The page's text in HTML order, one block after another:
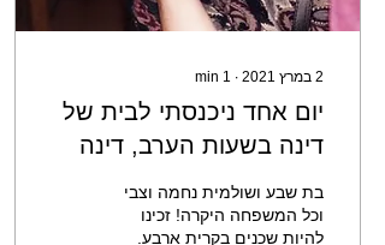
2 במרץ 2021 ∙
1
min
יום אחד ניכנסתי לבית של
דינה בשעות הערב, דינה
יושבת ומנגנת, וכיתתה
יושבת על הריצפה, ושרה
בת שבע ושולמית נחמה וצבי
וכל המשפחה היקרה! זכינו
להיות שכנים בקרית ארבע.